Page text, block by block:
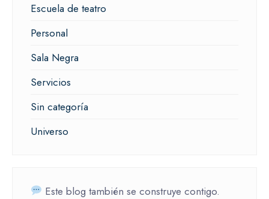
Escuela de teatro
Personal
Sala Negra
Servicios
Sin categoría
Universo
Este blog también se construye contigo.